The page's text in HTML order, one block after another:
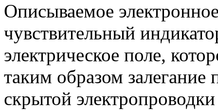
Описываемое
чувствительный
электрическое поле,
таким образом
скрытой